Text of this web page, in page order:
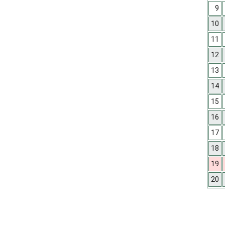
9
10
11
12
13
14
15
16
17
18
19
20